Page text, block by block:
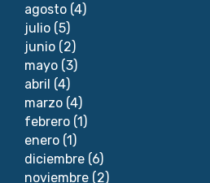
agosto (4)
julio (5)
junio (2)
mayo (3)
abril (4)
marzo (4)
febrero (1)
enero (1)
diciembre (6)
noviembre (2)